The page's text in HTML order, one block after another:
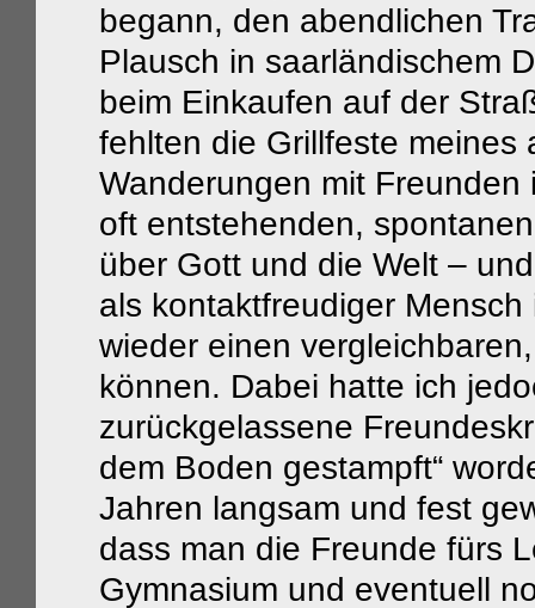
begann, den abendlichen
Plausch in saarländischem
beim Einkaufen auf der
fehlten die Grillfeste meines
Wanderungen mit
oft entstehenden,
über Gott und die Welt –
als kontaktfreudiger
wieder einen
können. Dabei hatte ich
zurückgelassene
dem Boden gestampft“
Jahren langsam und fest
dass man die Freunde fürs
Gymnasium und eventuell